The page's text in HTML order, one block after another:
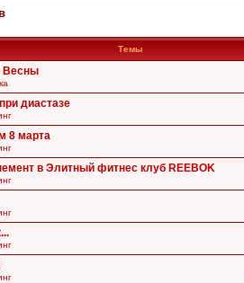
Темы
Весны
диастазе
8 марта
в Элитный фитнес клуб REEBOK